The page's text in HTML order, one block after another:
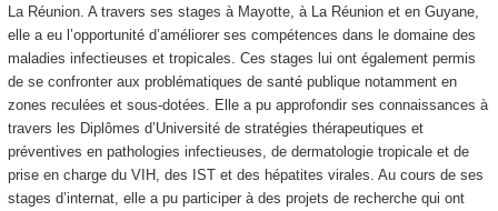
La Réunion. A travers ses stages à Mayotte, à La Réunion et en Guyane,
elle a eu l’opportunité d’améliorer ses compétences dans le domaine des
maladies infectieuses et tropicales. Ces stages lui ont également permis
de se confronter aux problématiques de santé publique notamment en
zones reculées et sous-dotées. Elle a pu approfondir ses connaissances à
travers les Diplômes d’Université de stratégies thérapeutiques et
préventives en pathologies infectieuses, de dermatologie tropicale et de
prise en charge du VIH, des IST et des hépatites virales. Au cours de ses
stages d’internat, elle a pu participer à des projets de recherche qui ont